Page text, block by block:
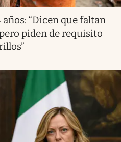
años: “Dicen que faltan
piden de requisito